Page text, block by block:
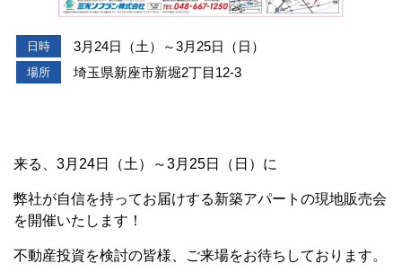
日時 3月24日（土）～3月25日（日）
場所 埼玉県新座市新堀2丁目12-3
来る、3月24日（土）～3月25日（日）に
弊社が自信を持ってお届けする新築アパートの現地販売会
を開催いたします！
不動産投資を検討の皆様、ご来場をお待ちしております。